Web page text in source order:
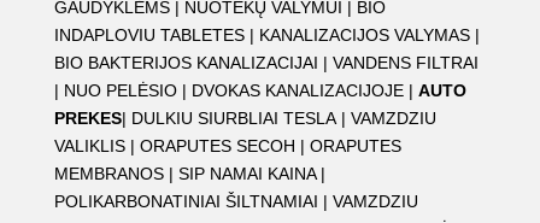
GAUDYKLĖMS| NUOTEKŲ VALYMUI | BIO
INDAPLOVIU TABLETES| KANALIZACIJOS VALYMAS|
BIO BAKTERIJOS KANALIZACIJAI | VANDENS FILTRAI
| NUO PELĖSIO| DVOKAS KANALIZACIJOJE| AUTO
PREKES| DULKIU SIURBLIAI TESLA| VAMZDZIU
VALIKLIS| ORAPUTES SECOH | ORAPUTES
MEMBRANOS| SIP NAMAI KAINA |
POLIKARBONATINIAI ŠILTNAMIAI | VAMZDZIU